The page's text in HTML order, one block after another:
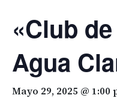
«Club
Agua
Mayo 29, 2025 @ 1:00